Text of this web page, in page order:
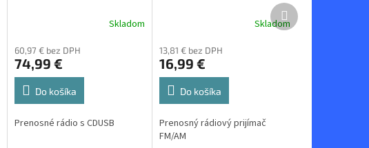
Skladom
60,97 € bez DPH
74,99 €
Do košíka
Prenosné rádio s CDUSB
Skladom
13,81 € bez DPH
16,99 €
Do košíka
Prenosný rádiový prijímač
FM/AM
Ďalší
produkt